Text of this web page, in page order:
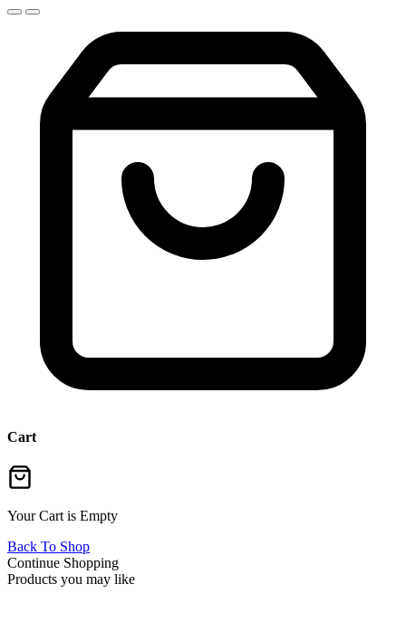
Cart
Your Cart is Empty
Back To Shop
Continue Shopping
Products you may like